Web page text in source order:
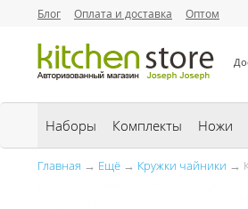
Блог Оплата и доставка Оптом
Наборы Комплекты Ножи
Главная → Ещё → Кружки чайники →